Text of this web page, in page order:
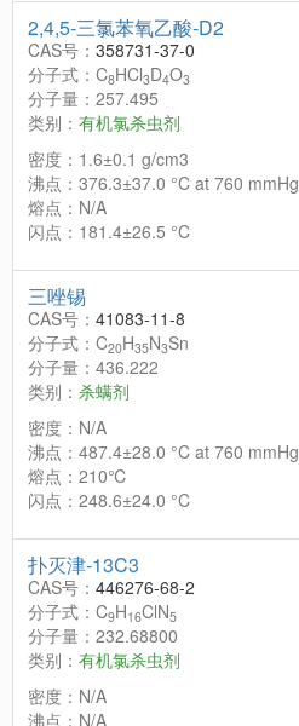
2,4,5-三氯苯氧乙酸-D2
CAS号： 358731-37-0
分子式：C8HCl3D4O3
分子量：257.495
类别： 有机氯杀虫剂
密度：1.6±0.1 g/cm3
沸点：376.3±37.0 °C at 760 mmHg
熔点：N/A
闪点：181.4±26.5 °C
三唑锡
CAS号： 41083-11-8
分子式：C20H35N3Sn
分子量：436.222
类别： 杀螨剂
密度：N/A
沸点：487.4±28.0 °C at 760 mmHg
熔点：210℃
闪点：248.6±24.0 °C
扑灭津-13C3
CAS号： 446276-68-2
分子式：C9H16ClN5
分子量：232.68800
类别： 有机氯杀虫剂
密度：N/A
沸点：N/A